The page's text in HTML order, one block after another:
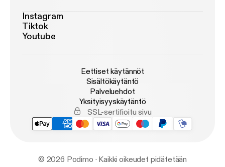
Instagram
Tiktok
Youtube
Eettiset käytännöt
Sisältökäytäntö
Palveluehdot
Yksityisyyskäytäntö
SSL-sertifioitu sivu
© 2026 Podimo · Kaikki oikeudet pidätetään